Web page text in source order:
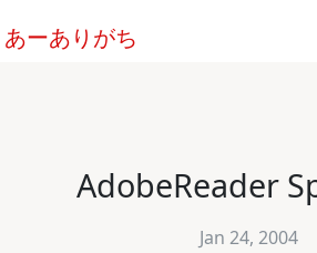
あーありがち
AdobeReader
Jan 24, 2004